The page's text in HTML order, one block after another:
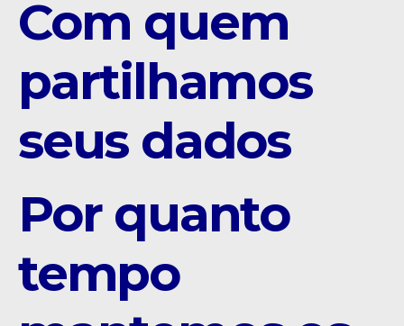
Com quem
partilhamos
seus dados
Por quanto
tempo